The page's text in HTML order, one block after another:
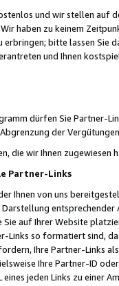
und wir stellen auf
haben zu keinem
bitte lassen Sie
und Ihnen
dürfen Sie Partner-
der
die wir Ihnen zugewiesen
Partner-Links
Ihnen von uns
auf Ihrer Website
Links so formatiert sind,
Ihre Partner-Links
Ihre Partner-ID
eines jeden Links zu einer